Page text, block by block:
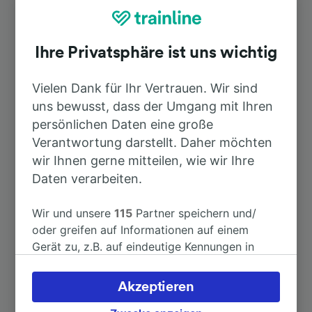
Nach Auxonne 56min
Nach Cercy-la-Tour 2h 48min
Nach Dole Ville 1h 5min
Weitere Verbindungen sehen
Ihre Privatsphäre ist uns wichtig
Vielen Dank für Ihr Vertrauen. Wir sind
uns bewusst, dass der Umgang mit Ihren
persönlichen Daten eine große
Verantwortung darstellt. Daher möchten
wir Ihnen gerne mitteilen, wie wir Ihre
Daten verarbeiten.
Wir und unsere115 Partner speichern und/
oder greifen auf Informationen auf einem
Gerät zu, z.B. auf eindeutige Kennungen in
verarbeiten. Sie können Ihre Präferenzen
akzeptieren oder verwalten, einschließlich
Akzeptieren